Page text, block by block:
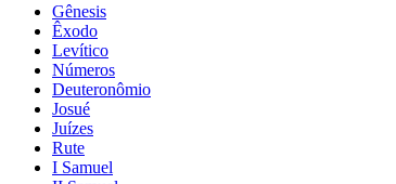
Gênesis
Êxodo
Levítico
Números
Deuteronômio
Josué
Juízes
Rute
I Samuel